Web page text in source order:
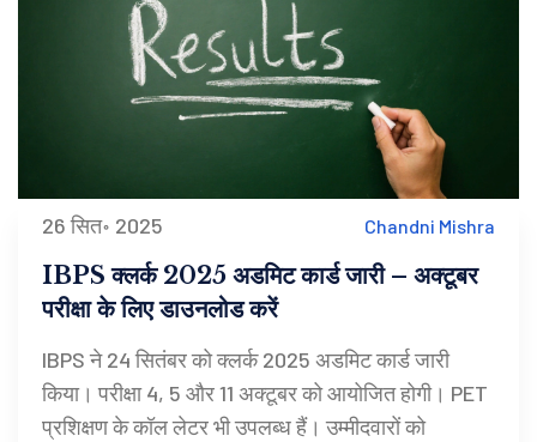
26 सित॰ 2025 Chandni Mishra
IBPS क्लर्क 2025 अडमिट कार्ड जारी – अक्टूबर
परीक्षा के लिए डाउनलोड करें
IBPS ने 24 सितंबर को क्लर्क 2025 अडमिट कार्ड जारी
किया। परीक्षा 4, 5 और 11 अक्टूबर को आयोजित होगी। PET
प्रशिक्षण के कॉल लेटर भी उपलब्ध हैं। उम्मीदवारों को